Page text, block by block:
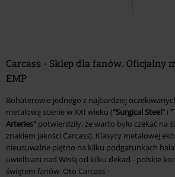
Carcass - Sklep dla fanów. Oficjalny
EMP
Bohaterowie jednego z najbardziej
metalową scenie w XXI wieku ("Surgical Steel" i
Arteries" potwierdziły, że warto było czekać na
znakiem jakości Carcass). Klasycy metalowej
nieusuwalne piętno na kilku podgatunkach
uwielbiani nad Wisłą od kilku dekad - polskie
świętem fanów. Oto Carcass -